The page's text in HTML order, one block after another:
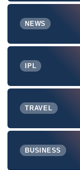
NEWS
IPL
TRAVEL
BUSINESS